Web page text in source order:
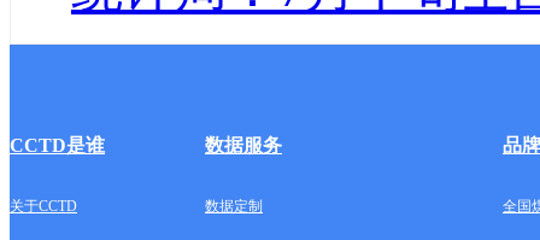
CCTD是谁 数据服务 品
关于CCTD 数据定制 全国